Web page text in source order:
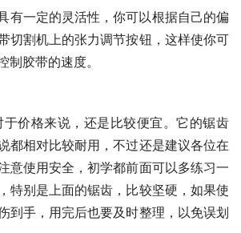
切割机上的张力调节按钮，这样使你可
制胶带的速度。
格来说，还是比较便宜。它的锯齿
都相对比较耐用，不过还是建议各位在
意使用安全，初学都前面可以多练习一
特别是上面的锯齿，比较坚硬，如果使
到手，用完后也要及时整理，以免误划